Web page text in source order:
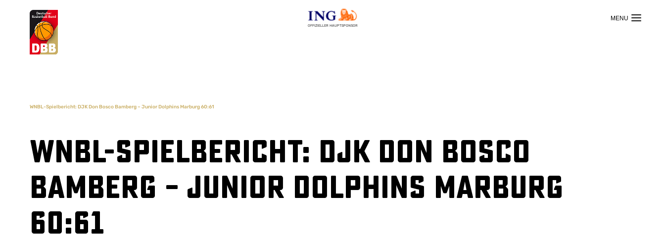
OFFIZIELLER HAUPTSPONSOR
Suchvorschläge
WNBL-Spielbericht: DJK Don Bosco Bamberg – Junior Dolphins Marburg 60:61
WNBL-Spielbericht: DJK Don Bosco
Bamberg – Junior Dolphins Marburg
60:61